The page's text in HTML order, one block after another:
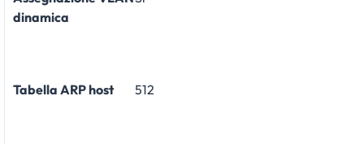
dinamica
Tabella ARP host 512